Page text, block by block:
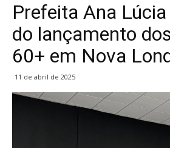
Prefeita Ana
do lançamento
60+ em Nova
11 de abril de 2025